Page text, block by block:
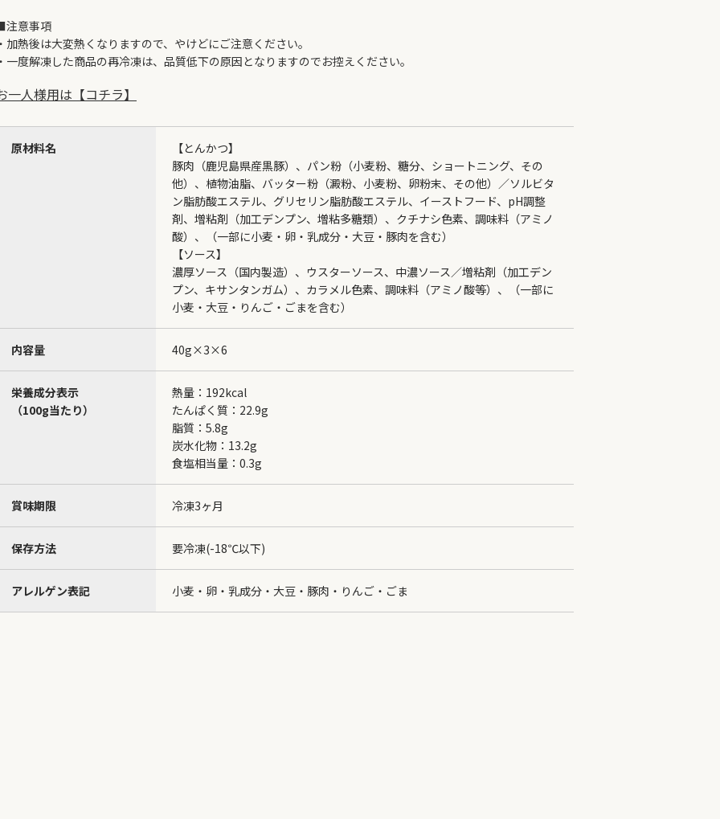
意事項
加熱後は大変熱くなりますので、やけどにご注意ください。
一度解凍した商品の再冷凍は、品質低下の原因となりますのでお控えください。
一人様用は【コチラ】
原材料名
【とんかつ】
豚肉（鹿児島県産黒豚）、パン粉（小麦粉、糖分、ショートニング、その
他）、植物油脂、バッター粉（澱粉、小麦粉、卵粉末、その他）／ソルビタ
ン脂肪酸エステル、グリセリン脂肪酸エステル、イーストフード、pH調整
剤、増粘剤（加工デンプン、増粘多糖類）、クチナシ色素、調味料（アミノ
酸）、（一部に小麦・卵・乳成分・大豆・豚肉を含む）
【ソース】
濃厚ソース（国内製造）、ウスターソース、中濃ソース／増粘剤（加工デン
プン、キサンタンガム）、カラメル色素、調味料（アミノ酸等）、（一部に
小麦・大豆・りんご・ごまを含む）
内容量 40g×3×6
栄養成分表示
（100g当たり）
熱量：192kcal
たんぱく質：22.9g
脂質：5.8g
炭水化物：13.2g
食塩相当量：0.3g
賞味期限 冷凍3ヶ月
保存方法 要冷凍(-18℃以下)
アレルゲン表記 小麦・卵・乳成分・大豆・豚肉・りんご・ごま